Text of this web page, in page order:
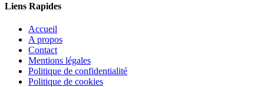
Liens Rapides
Accueil
A propos
Contact
Mentions légales
Politique de confidentialité
Politique de cookies